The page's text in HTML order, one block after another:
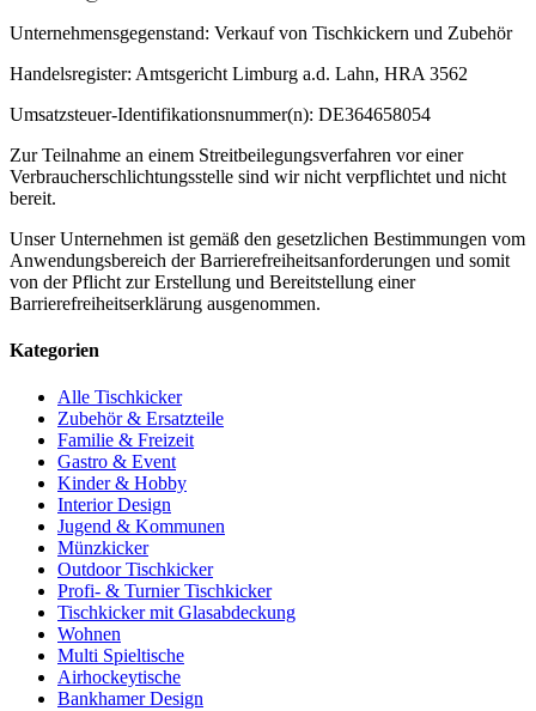
Unternehmensgegenstand: Verkauf von Tischkickern und Zubehör
Handelsregister: Amtsgericht Limburg a.d. Lahn, HRA 3562
Umsatzsteuer-Identifikationsnummer(n): DE364658054
Zur Teilnahme an einem Streitbeilegungsverfahren vor einer
Verbraucherschlichtungsstelle sind wir nicht verpflichtet und nicht
bereit.
Unser Unternehmen ist gemäß den gesetzlichen Bestimmungen vom
Anwendungsbereich der Barrierefreiheitsanforderungen und somit
von der Pflicht zur Erstellung und Bereitstellung einer
Barrierefreiheitserklärung ausgenommen.
Kategorien
Alle Tischkicker
Zubehör & Ersatzteile
Familie & Freizeit
Gastro & Event
Kinder & Hobby
Interior Design
Jugend & Kommunen
Münzkicker
Outdoor Tischkicker
Profi- & Turnier Tischkicker
Tischkicker mit Glasabdeckung
Wohnen
Multi Spieltische
Airhockeytische
Bankhamer Design